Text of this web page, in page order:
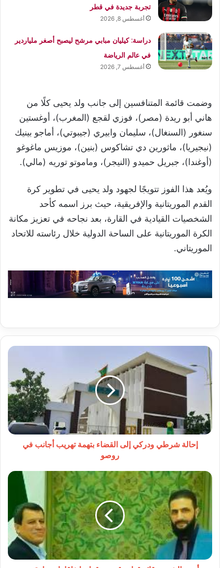
تجربة جديدة في قطر
أغسطس 8, 2026
دراسة: كيليان مبابي مرشح ليصبح أصغر ملياردير
في عالم الرياضة
أغسطس 7, 2026
وضمت قائمة المتنافسين إلى جانب ولد يحيى كلًا من
هاني أبو ريدة (مصر)، فوزي لقجع (المغرب)، أوغستين
سنغور (السنغال)، سليمان وابيري (جيبوتي)، أماجو بينيك
(نيجيريا)، ماثورين دي تشاكوس (بنين)، موزيس ماغوغو
(أوغندا)، جبريل حميدو (النيجر)، وماموتو توريه (مالي).
ويُعد هذا الفوز تتويجًا لجهود ولد يحيى في تطوير كرة
القدم الموريتانية والإفريقية، حيث برز اسمه كأحد
الشخصيات القيادية في القارة، بعد نجاحه في تعزيز مكانة
الكرة الموريتانية على الساحة الدولية خلال رئاسته للاتحاد
الموريتاني.
إحالة
شرطي
ودركي
إلى
القضاء
تهريب
أجانب
في
إحالة شرطي ودركي إلى القضاء بتهمة تهريب أجانب في
روصو
أحمد
وقائد
قوات
قسد
يوقعان
اتفاقا
يقضي